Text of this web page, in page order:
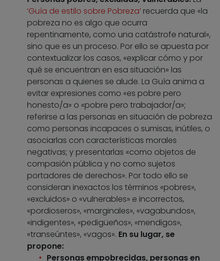
‘Guía de estilo sobre Pobreza’ recuerda que «la
pobreza no es algo que ocurra
repentinamente, como una catástrofe natural»,
sino que es un proceso. Por ello se apuesta por
contextualizar los casos, «explicar cómo y por
qué se encuentran en esa situación» las
personas a quienes se alude. La Guía anima a
evitar expresiones como «es pobre pero
honesto/a» o «pobre pero trabajador/a»;
referirse a las personas en situación de pobreza
como personas incapaces o sumisas, inútiles, o
asociarlas con características morales
negativas; y presentarlas «como objetos de
compasión pública y no como sujetos
portadores de derechos». Por todo ello se
consideran inexactos los términos «pobres»,
«excluidos» o «vulnerables» e incorrectos,
«pordioseros», «marginales», «vagabundos»,
«indigentes», «pedigüeños», «mendigos»,
«transeúntes», «vagos». En su lugar, se
propone:
Personas empobrecidas, personas en